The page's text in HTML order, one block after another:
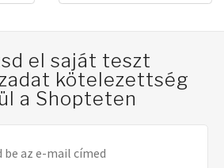
el saját teszt
kötelezettség
a Shopteten